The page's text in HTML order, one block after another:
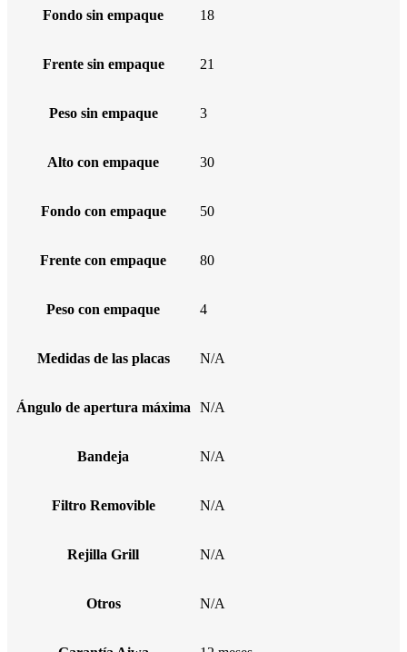
Fondo sin empaque 18
Frente sin empaque 21
Peso sin empaque 3
Alto con empaque 30
Fondo con empaque 50
Frente con empaque 80
Peso con empaque 4
Medidas de las placas N/A
Ángulo de apertura máxima N/A
Bandeja N/A
Filtro Removible N/A
Rejilla Grill N/A
Otros N/A